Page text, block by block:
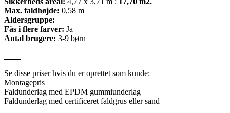
Max. faldhøjde: 0,58 m
Aldersgruppe:
Fås i flere farver: Ja
Antal brugere: 3-9 børn
Se disse priser hvis du er oprettet som kunde:
Montagepris
Faldunderlag med EPDM gummiunderlag
Faldunderlag med certificeret faldgrus eller sand